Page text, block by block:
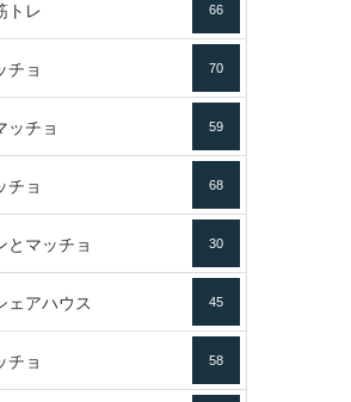
トレ 66
チョ 70
ッチョ 59
チョ 68
とマッチョ 30
ェアハウス 45
チョ 58